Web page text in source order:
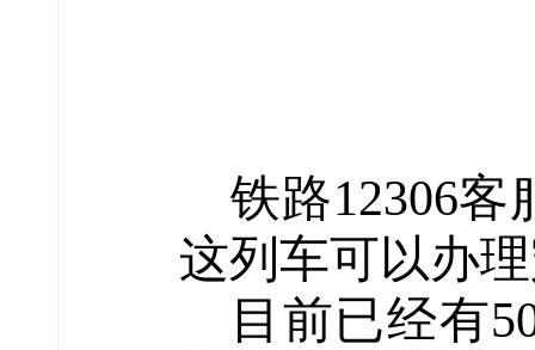
铁路12306
这列车可以办
目前已经有